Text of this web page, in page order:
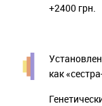
+2400 грн.
как